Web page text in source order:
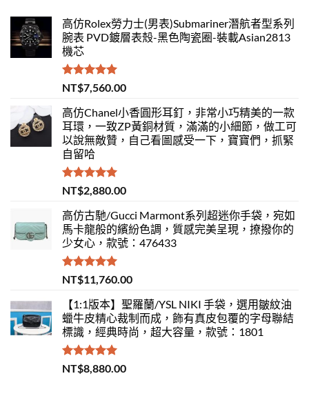
高仿Rolex勞力士(男表)Submariner潛航者型系列
腕表 PVD鍍層表殼-黑色陶瓷圈-裝載Asian2813
機芯
評分 5.00
滿分 5
NT$7,560.00
高仿Chanel小香圓形耳釘，非常小巧精美的一款
耳環，一致ZP黃銅材質，滿滿的小細節，做工可
以說無敵贊，自己看圖感受一下，寶寶們，抓緊
自留哈
評分 5.00
滿分 5
NT$2,880.00
高仿古馳/Gucci Marmont系列超迷你手袋，宛如
馬卡龍般的繽紛色調，質感完美呈現，撩撥你的
少女心，款號：476433
評分5.00
滿分 5
NT$11,760.00
【1:1版本】聖羅蘭/YSL NIKI 手袋，選用皺紋油
蠟牛皮精心裁制而成，飾有真皮包覆的字母聯結
標識，經典時尚，超大容量，款號：1801
評分 5.00
滿分 5
NT$8,880.00